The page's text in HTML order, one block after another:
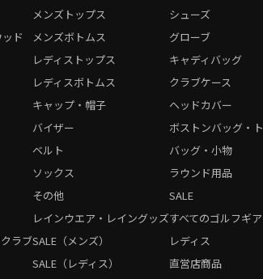
ド
ラブ
メンズトップス
メンズボトムス
レディストップス
レディスボトムス
キャップ・帽子
バイザー
ベルト
ソックス
その他
レインウエア・レイングッズ
SALE（メンズ）
SALE（レディス）
レディス
直営店商品
シューズ
グローブ
キャディバッグ
クラブケース
ヘッドカバー
ボストンバッグ・
バッグ・小物
ラウンド用品
SALE
すべてのゴルフギア